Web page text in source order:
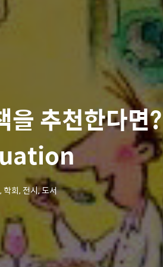
을 추천한다면?
회, 전시, 도서